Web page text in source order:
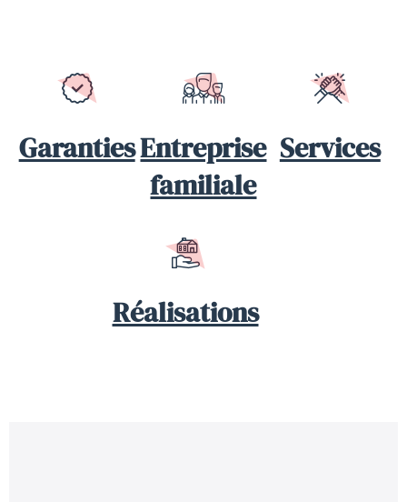
GarantiesEntreprise
familiale
Services
Réalisations